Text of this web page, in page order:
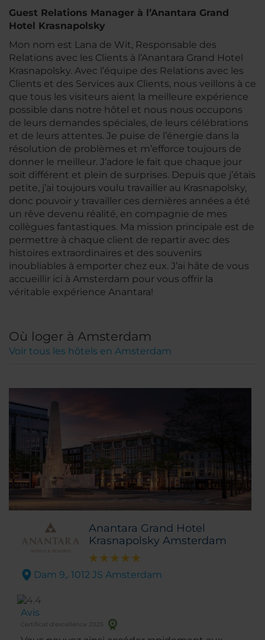
Guest Relations Manager à l’Anantara Grand
Hotel Krasnapolsky
Mon nom est Lana de Wit, Responsable des
Relations avec les Clients à l’Anantara Grand Hotel
Krasnapolsky. Avec l’équipe des Relations avec les
Clients et des Services aux Clients, nous veillons à ce
que tous les visiteurs aient la meilleure expérience
possible dans notre hôtel et nous nous occupons
de leurs demandes spéciales, de leurs célébrations
et de leurs attentes. Je puise de l’énergie dans la
résolution de problèmes et m’efforce toujours de
donner le meilleur. J’adore le fait que chaque jour
soit différent et plein de surprises. Depuis que j’étais
petite, j’ai toujours voulu travailler au Krasnapolsky,
donc pouvoir y travailler ces dernières années a été
un rêve devenu réalité, en compagnie de mes
collègues fantastiques. Ma mission principale est de
permettre à chaque client de repartir avec des
histoires extraordinaires et des souvenirs
inoubliables à emporter chez eux. J’ai hâte de vous
accueillir ici à Amsterdam pour vous offrir la
véritable expérience Anantara!
Où loger à Amsterdam
Voir tous les hôtels en Amsterdam
Anantara Grand Hotel
Krasnapolsky Amsterdam
Dam 9,. 1012 JS Amsterdam
Avis
Certificat d'excellence 2025